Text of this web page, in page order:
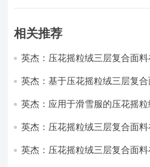
相关推荐
英杰：压花摇粒绒三层复合面
英杰：基于压花摇粒绒三层复
英杰：应用于滑雪服的压花摇
英杰：压花摇粒绒三层复合面
英杰：压花摇粒绒三层复合面